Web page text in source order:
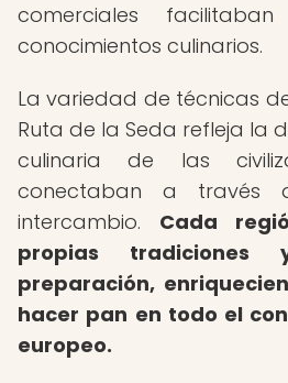
comerciales
conocimientos culinarios.
La variedad de técnicas
Ruta de la Seda refleja la
culinaria de las
conectaban a
intercambio. Cada
propias
preparación,
hacer pan en todo el
europeo.